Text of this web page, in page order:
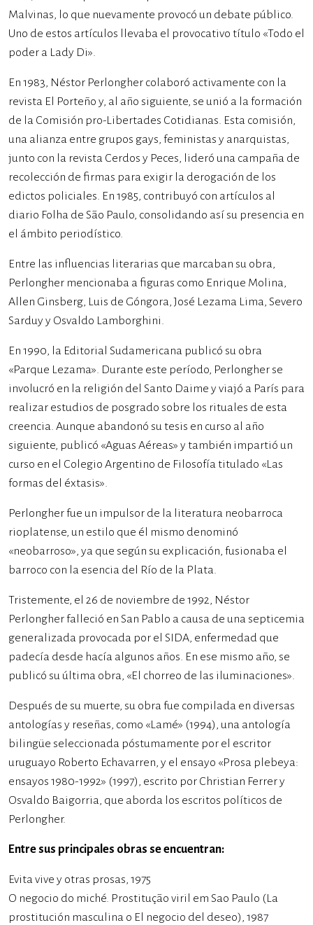
Malvinas, lo que nuevamente provocó un debate público.
Uno de estos artículos llevaba el provocativo título «Todo el
poder a Lady Di».
En 1983, Néstor Perlongher colaboró activamente con la
revista El Porteño y, al año siguiente, se unió a la formación
de la Comisión pro-Libertades Cotidianas. Esta comisión,
una alianza entre grupos gays, feministas y anarquistas,
junto con la revista Cerdos y Peces, lideró una campaña de
recolección de firmas para exigir la derogación de los
edictos policiales. En 1985, contribuyó con artículos al
diario Folha de São Paulo, consolidando así su presencia en
el ámbito periodístico.
Entre las influencias literarias que marcaban su obra,
Perlongher mencionaba a figuras como Enrique Molina,
Allen Ginsberg, Luis de Góngora, José Lezama Lima, Severo
Sarduy y Osvaldo Lamborghini.
En 1990, la Editorial Sudamericana publicó su obra
«Parque Lezama». Durante este período, Perlongher se
involucró en la religión del Santo Daime y viajó a París para
realizar estudios de posgrado sobre los rituales de esta
creencia. Aunque abandonó su tesis en curso al año
siguiente, publicó «Aguas Aéreas» y también impartió un
curso en el Colegio Argentino de Filosofía titulado «Las
formas del éxtasis».
Perlongher fue un impulsor de la literatura neobarroca
rioplatense, un estilo que él mismo denominó
«neobarroso», ya que según su explicación, fusionaba el
barroco con la esencia del Río de la Plata.
Tristemente, el 26 de noviembre de 1992, Néstor
Perlongher falleció en San Pablo a causa de una septicemia
generalizada provocada por el SIDA, enfermedad que
padecía desde hacía algunos años. En ese mismo año, se
publicó su última obra, «El chorreo de las iluminaciones».
Después de su muerte, su obra fue compilada en diversas
antologías y reseñas, como «Lamé» (1994), una antología
bilingüe seleccionada póstumamente por el escritor
uruguayo Roberto Echavarren, y el ensayo «Prosa plebeya:
ensayos 1980-1992» (1997), escrito por Christian Ferrer y
Osvaldo Baigorria, que aborda los escritos políticos de
Perlongher.
Entre sus principales obras se encuentran:
Evita vive y otras prosas, 1975
O negocio do miché. Prostitução viril em Sao Paulo (La
prostitución masculina o El negocio del deseo), 1987​